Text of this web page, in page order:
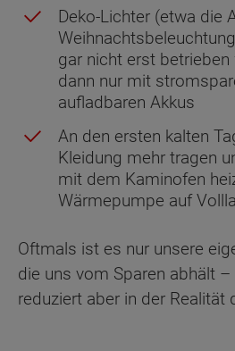
Deko-Lichter (etwa die
gar nicht erst betrieben
dann nur mit
aufladbaren Akkus
An den ersten kalten
Kleidung mehr tragen
mit dem Kaminofen
Wärmepumpe auf
Oftmals ist es nur unsere
die uns vom Sparen abhält
reduziert aber in der Realität